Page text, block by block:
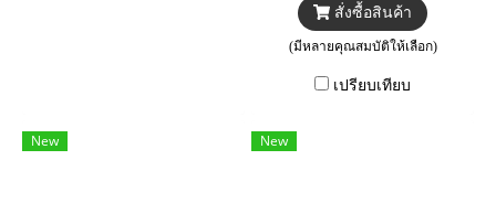
สั่งซื้อสินค้า
(มีหลายคุณสมบัติให้เลือก)
เปรียบเทียบ
New New